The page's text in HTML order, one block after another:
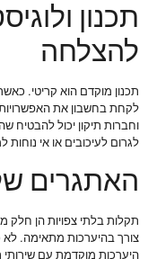
תכנון
להצלחה
תכנון מוקדם הוא קריטי.
לקחת בחשבון את האפשרויות
וחברות תיקון יכול להבטיח
לגרום לעיכובים או אי
האתגרים
תקלות בלתי צפויות הן חלק
צורך בהיערכות מתאימה. לא
היערכות מוקדמת עם שירותי